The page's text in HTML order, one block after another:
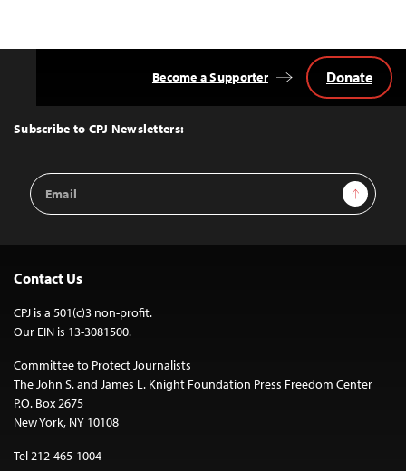
Top
Subscribe to CPJ Newsletters:
Email
Address
Sign Up
Become a Supporter Donate
Contact Us
CPJ is a 501(c)3 non-profit.
Our EIN is 13-3081500.
Committee to Protect Journalists
The John S. and James L. Knight Foundation Press Freedom Center
P.O. Box 2675
New York, NY 10108
Tel 212-465-1004